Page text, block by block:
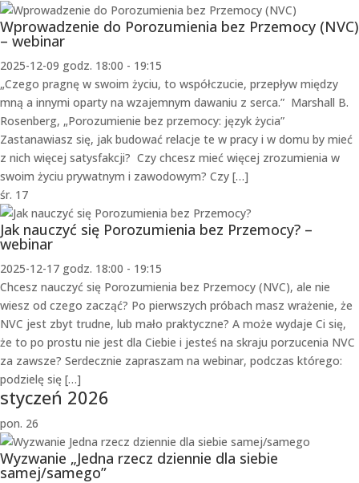
Wprowadzenie do Porozumienia bez Przemocy (NVC)
– webinar
2025-12-09 godz. 18:00 - 19:15
„Czego pragnę w swoim życiu, to współczucie, przepływ między
mną a innymi oparty na wzajemnym dawaniu z serca.” Marshall B.
Rosenberg, „Porozumienie bez przemocy: język życia”
Zastanawiasz się, jak budować relacje te w pracy i w domu by mieć
z nich więcej satysfakcji? Czy chcesz mieć więcej zrozumienia w
swoim życiu prywatnym i zawodowym? Czy […]
śr. 17
Jak nauczyć się Porozumienia bez Przemocy? –
webinar
2025-12-17 godz. 18:00 - 19:15
Chcesz nauczyć się Porozumienia bez Przemocy (NVC), ale nie
wiesz od czego zacząć? Po pierwszych próbach masz wrażenie, że
NVC jest zbyt trudne, lub mało praktyczne? A może wydaje Ci się,
że to po prostu nie jest dla Ciebie i jesteś na skraju porzucenia NVC
za zawsze? Serdecznie zapraszam na webinar, podczas którego:
podzielę się […]
styczeń 2026
pon. 26
Wyzwanie „Jedna rzecz dziennie dla siebie
samej/samego”